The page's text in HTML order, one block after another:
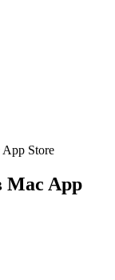
Store
Mac App